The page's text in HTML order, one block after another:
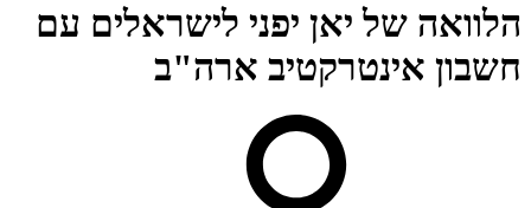
הלוואה של יאן יפני לישראלים עם
חשבון אינטרקטיב ארה"ב